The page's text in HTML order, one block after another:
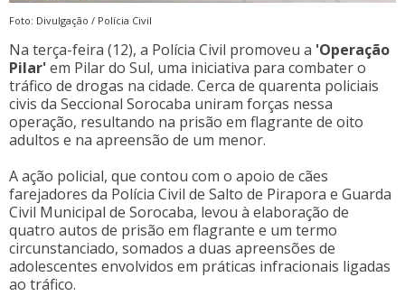
Foto: Divulgação / Polícia Civil
Na terça-feira (12), a Polícia Civil promoveu a 'Operação
Pilar'em Pilar do Sul, uma iniciativa para combater o
tráfico de drogas na cidade. Cerca de quarenta policiais
civis da Seccional Sorocaba uniram forças nessa
operação, resultando na prisão em flagrante de oito
adultos e na apreensão de um menor.
A ação policial, que contou com o apoio de cães
farejadores da Polícia Civil de Salto de Pirapora e Guarda
Civil Municipal de Sorocaba, levou à elaboração de
quatro autos de prisão em flagrante e um termo
circunstanciado, somados a duas apreensões de
adolescentes envolvidos em práticas infracionais ligadas
ao tráfico.